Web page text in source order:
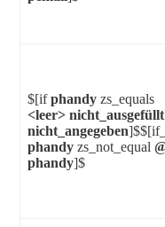
$[ifphandy zs_equals
<leer>
nicht_angegeben
phandy zs_not_equal
phandy]$